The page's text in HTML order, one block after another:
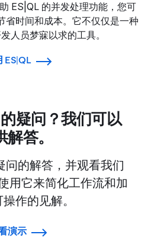
ES|QL 的并发处理功能，您可
省时间和成本。它不仅仅是一种
人员梦寐以求的工具。
ES|QL
疑问？我们可以
解答。
问的解答，并观看我们
用它来简化工作流和加
作的见解。
演示